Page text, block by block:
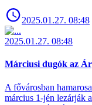
2025.01.27. 08:48
2025.01.27. 08:48
Márciusi dugók az
A fővárosban
március 1-jén lezárják